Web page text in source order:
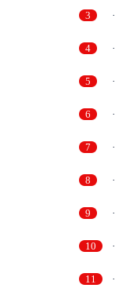
3
4
5
6
7
8
9
10
11